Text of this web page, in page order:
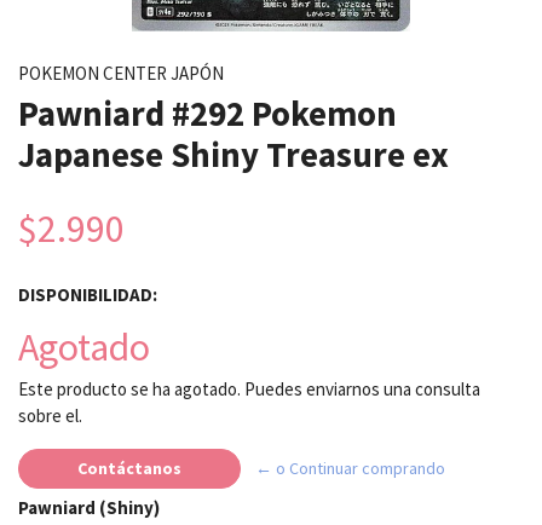
POKEMON CENTER JAPÓN
Pawniard #292 Pokemon
Japanese Shiny Treasure ex
$2.990
DISPONIBILIDAD:
Agotado
Este producto se ha agotado. Puedes enviarnos una consulta
sobre el.
Contáctanos ← o Continuar comprando
Pawniard (Shiny)